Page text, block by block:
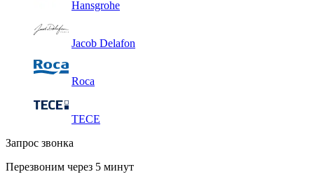
Hansgrohe
Jacob Delafon
Roca
TECE
Запрос звонка
Перезвоним через 5 минут